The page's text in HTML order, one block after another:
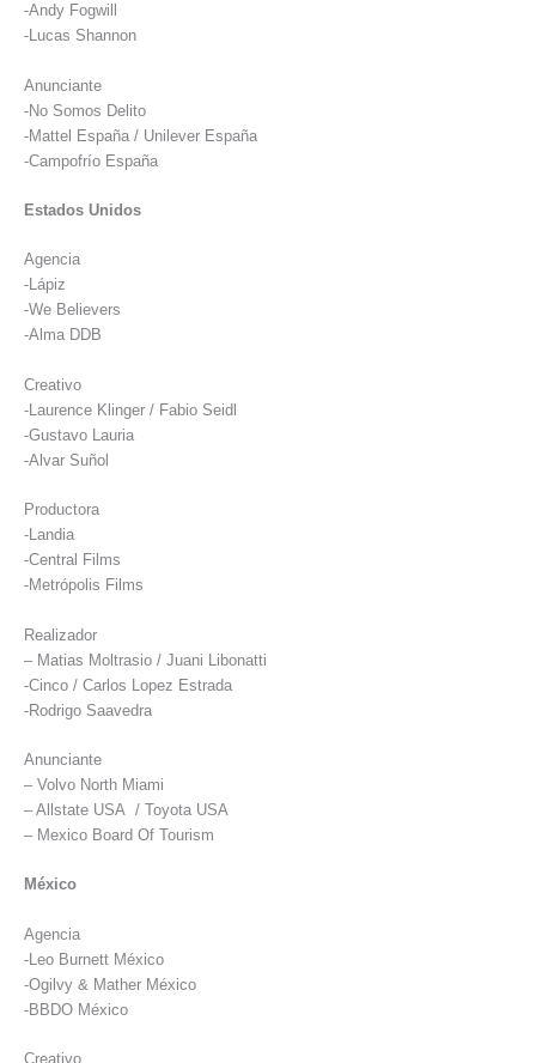
-Andy Fogwill
-Lucas Shannon
Anunciante
-No Somos Delito
-Mattel España / Unilever España
-Campofrío España
Estados Unidos
Agencia
-Lápiz
-We Believers
-Alma DDB
Creativo
-Laurence Klinger / Fabio Seidl
-Gustavo Lauria
-Alvar Suñol
Productora
-Landia
-Central Films
-Metrópolis Films
Realizador
– Matias Moltrasio / Juani Libonatti
-Cinco / Carlos Lopez Estrada
-Rodrigo Saavedra
Anunciante
– Volvo North Miami
– Allstate USA / Toyota USA
– Mexico Board Of Tourism
México
Agencia
-Leo Burnett México
-Ogilvy & Mather México
-BBDO México
Creativo